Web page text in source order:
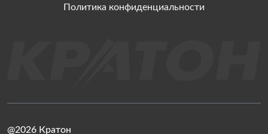
Политика конфиденциальности
@2026 Кратон